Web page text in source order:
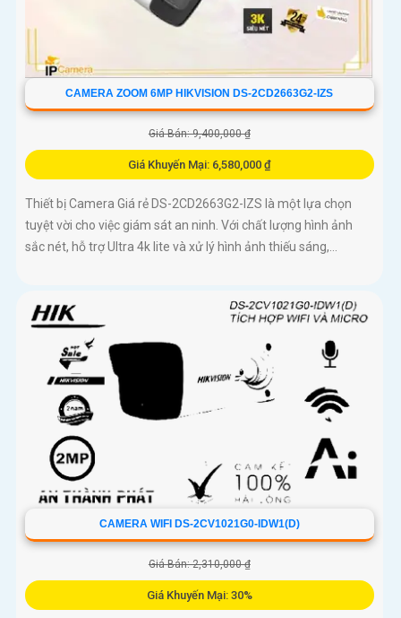
CAMERA ZOOM 6MP HIKVISION DS-2CD2663G2-IZS
Giá Bán: 9,400,000 ₫
Giá Khuyến Mại: 6,580,000 ₫
Thiết bị Camera Giá rẻ DS-2CD2663G2-IZS là một lựa chọn
tuyệt vời cho việc giám sát an ninh. Với chất lượng hình ảnh
sắc nét, hỗ trợ Ultra 4k lite và xử lý hình ảnh thiếu sáng,...
CAMERA WIFI DS-2CV1021G0-IDW1(D)
Giá Bán: 2,310,000 ₫
Giá Khuyến Mại: 30%